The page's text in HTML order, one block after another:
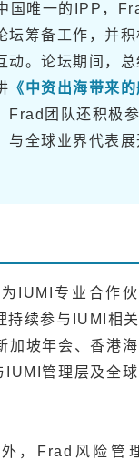
国唯一的IPP，
坛筹备工作，并积
动。论坛期间，
《中资出海带来
Frad团队还积极
与全球业界代表展
IUMI专业合作
持续参与IUMI相
加坡年会、香港
IUMI管理层及全
，Frad风险管